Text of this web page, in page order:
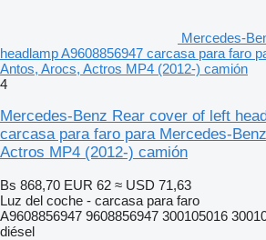
Mercedes-
headlamp A9608856947 carcasa para faro
Antos, Arocs, Actros MP4 (2012-) camión
4
Mercedes-Benz Rear cover of left
carcasa para faro para Mercedes-
Actros MP4 (2012-) camión
Bs 868,70 EUR 62 ≈ USD 71,63
Luz del coche - carcasa para faro
А9608856947 9608856947 300105016
diésel